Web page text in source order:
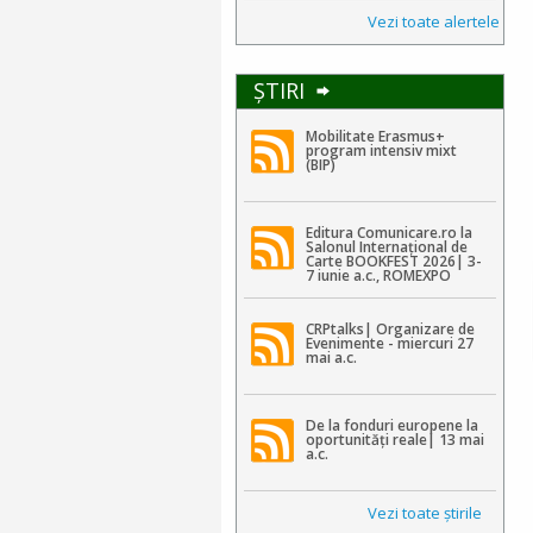
Vezi toate alertele
ŞTIRI
Mobilitate Erasmus+
program intensiv mixt
(BIP)
Editura Comunicare.ro la
Salonul Internațional de
Carte BOOKFEST 2026| 3-
7 iunie a.c., ROMEXPO
CRPtalks| Organizare de
Evenimente - miercuri 27
mai a.c.
De la fonduri europene la
oportunități reale| 13 mai
a.c.
Vezi toate ştirile